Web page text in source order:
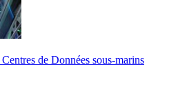
de Données sous-marins